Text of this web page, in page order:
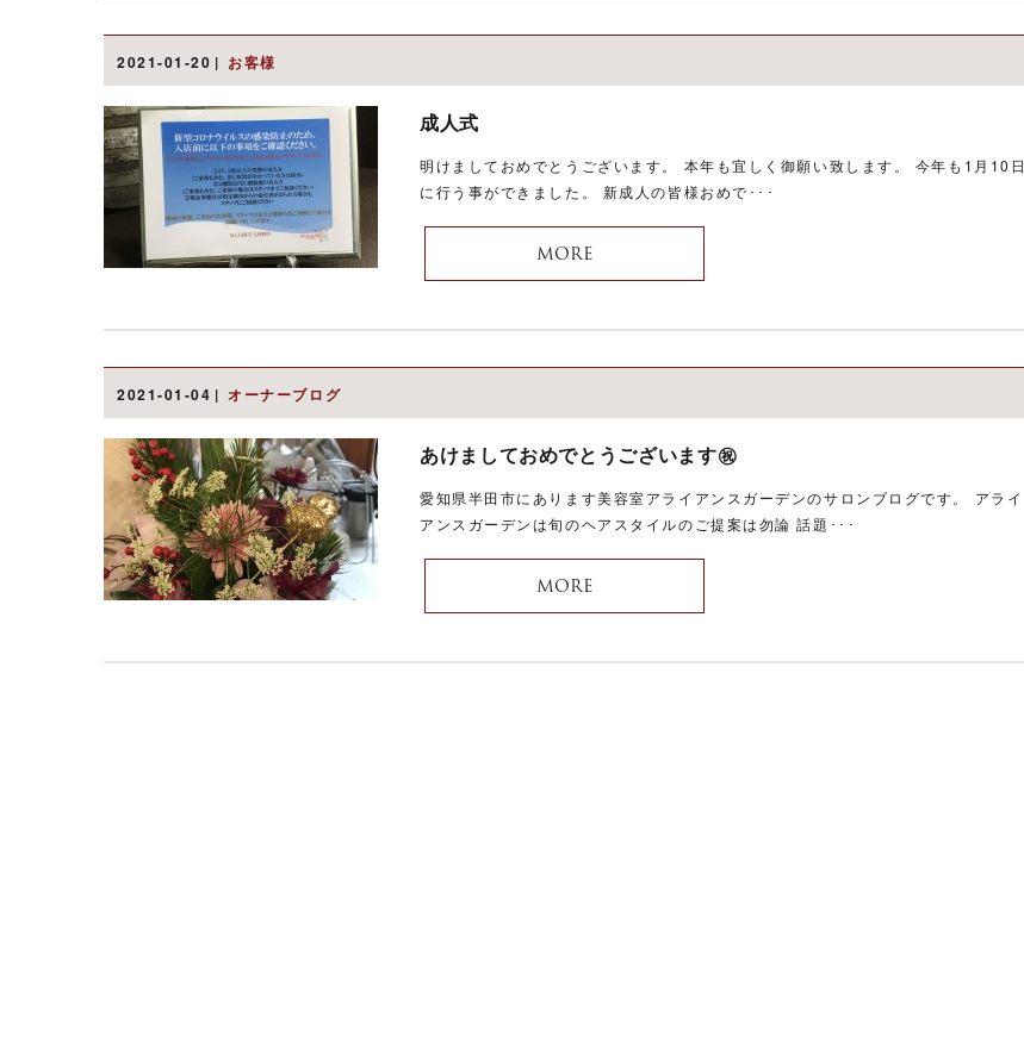
2021-01-20 お客様
成人式
明けましておめでとうございます。 本年も宜しく御願い致します。 今年も1月10日
に行う事ができました。 新成人の皆様おめで･･･
MORE
2021-01-04 オーナーブログ
あけましておめでとうございます㊗️
愛知県半田市にあります美容室アライアンスガーデンのサロンブログです。 アライ
アンスガーデンは旬のヘアスタイルのご提案は勿論 話題･･･
MORE